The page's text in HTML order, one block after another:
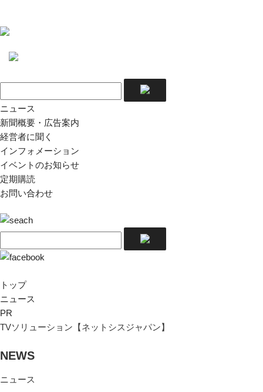
ニュース
新聞概要・広告案内
経営者に聞く
インフォメーション
イベントのお知らせ
定期購読
お問い合わせ
トップ
ニュース
PR
TVソリューション【ネットシスジャパン】
NEWS
ニュース